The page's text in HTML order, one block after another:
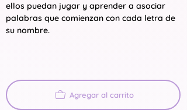
ellos puedan jugar y aprender a asociar
palabras que comienzan con cada letra de
su nombre.
Agregar al carrito